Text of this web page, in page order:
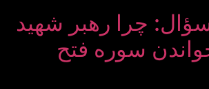
چرا رهبر شهید
سوره فتح